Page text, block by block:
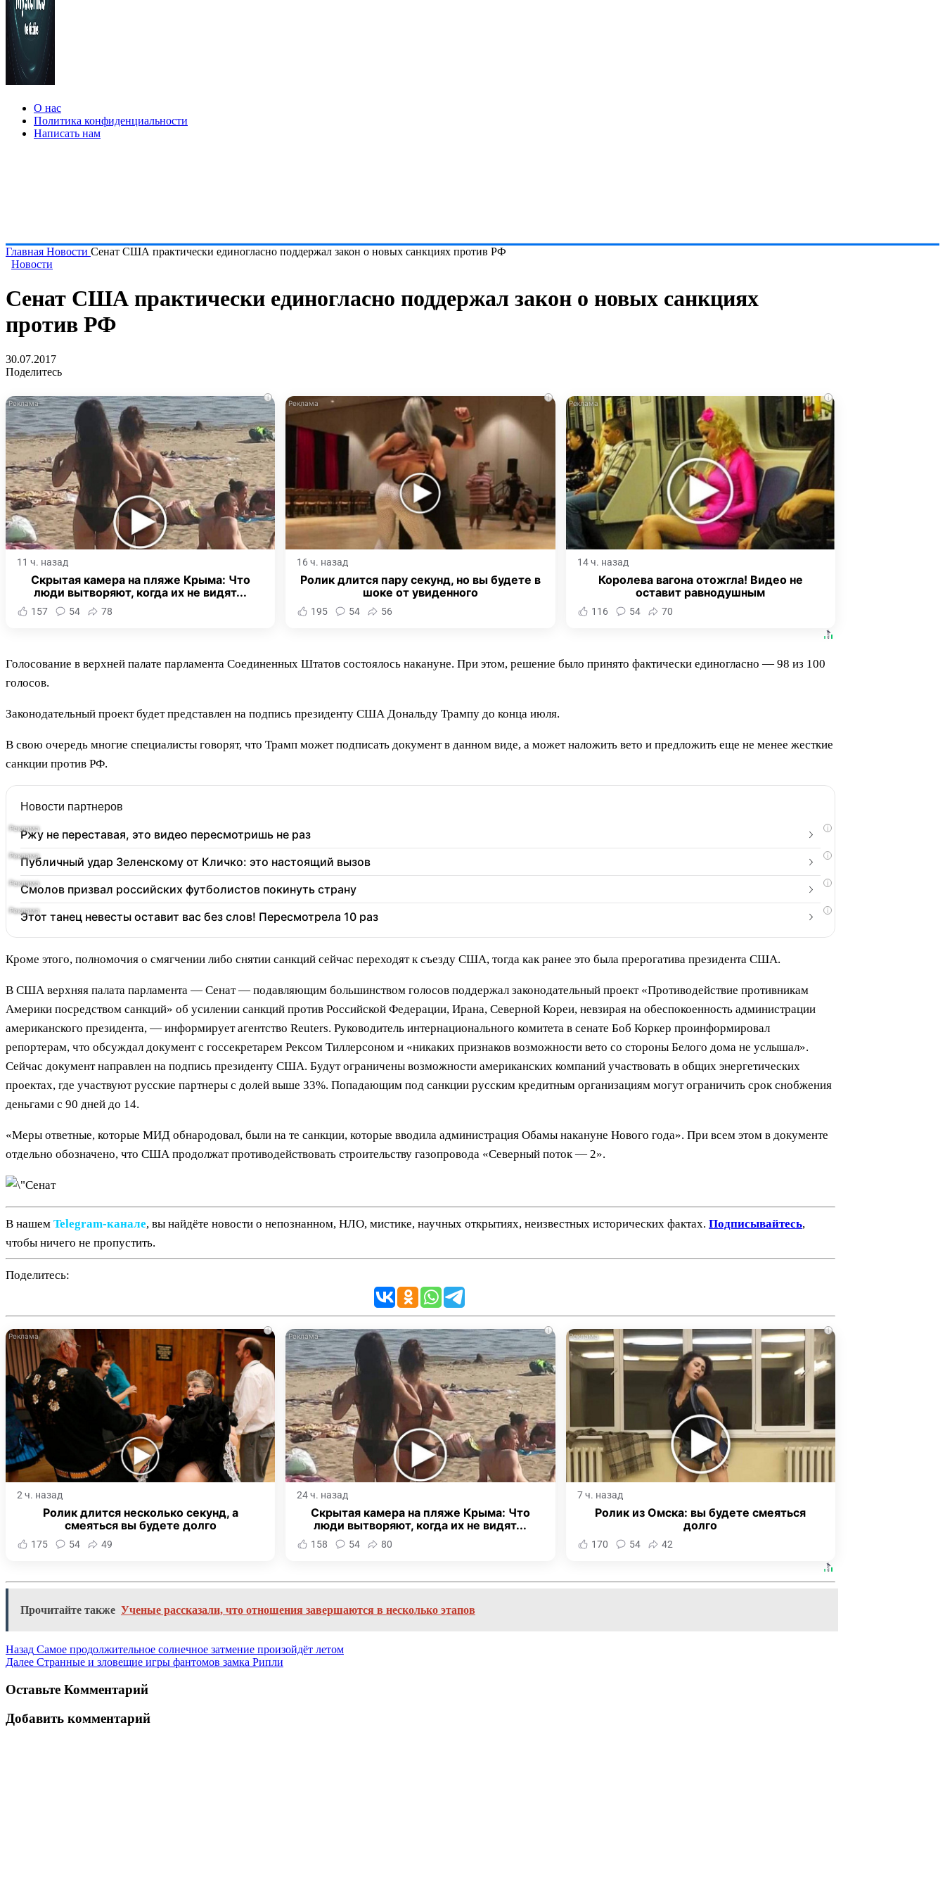
О нас
Политика конфиденциальности
Написать нам
Главная Новости Сенат США практически единогласно поддержал закон о новых санкциях против РФ
Новости
Сенат США практически единогласно поддержал закон о новых санкциях
против РФ
30.07.2017
Поделитесь
i
11 ч. назад
Скрытая камера на пляже Крыма: Что
люди вытворяют, когда их не видят...
157 54 78
i
16 ч. назад
Ролик длится пару секунд, но вы будете в
шоке от увиденного
195 54 56
i
14 ч. назад
Королева вагона отожгла! Видео не
оставит равнодушным
116 54 70
Голосование в верхней палате парламента Соединенных Штатов состоялось накануне. При этом, решение было принято фактически единогласно — 98 из 100
голосов.
Законодательный проект будет представлен на подпись президенту США Дональду Трампу до конца июля.
В свою очередь многие специалисты говорят, что Трамп может подписать документ в данном виде, а может наложить вето и предложить еще не менее жесткие
санкции против РФ.
Новости партнеров
i
Ржу не переставая, это видео пересмотришь не раз
i
Публичный удар Зеленскому от Кличко: это настоящий вызов
i
Смолов призвал российских футболистов покинуть страну
i
Этот танец невесты оставит вас без слов! Пересмотрела 10 раз
Кроме этого, полномочия о смягчении либо снятии санкций сейчас переходят к съезду США, тогда как ранее это была прерогатива президента США.
В США верхняя палата парламента — Сенат — подавляющим большинством голосов поддержал законодательный проект «Противодействие противникам
Америки посредством санкций» об усилении санкций против Российской Федерации, Ирана, Северной Кореи, невзирая на обеспокоенность администрации
американского президента, — информирует агентство Reuters. Руководитель интернационального комитета в сенате Боб Коркер проинформировал
репортерам, что обсуждал документ с госсекретарем Рексом Тиллерсоном и «никаких признаков возможности вето со стороны Белого дома не услышал».
Сейчас документ направлен на подпись президенту США. Будут ограничены возможности американских компаний участвовать в общих энергетических
проектах, где участвуют русские партнеры с долей выше 33%. Попадающим под санкции русским кредитным организациям могут ограничить срок снобжения
деньгами с 90 дней до 14.
«Меры ответные, которые МИД обнародовал, были на те санкции, которые вводила администрация Обамы накануне Нового года». При всем этом в документе
отдельно обозначено, что США продолжат противодействовать строительству газопровода «Северный поток — 2».
В нашем Telegram‑канале, вы найдёте новости о непознанном, НЛО, мистике, научных открытиях, неизвестных исторических фактах. Подписывайтесь,
чтобы ничего не пропустить.
Поделитесь:
i
2 ч. назад
Ролик длится несколько секунд, а
смеяться вы будете долго
175 54 49
i
24 ч. назад
Скрытая камера на пляже Крыма: Что
люди вытворяют, когда их не видят...
158 54 80
i
7 ч. назад
Ролик из Омска: вы будете смеяться
долго
170 54 42
Прочитайте также Ученые рассказали, что отношения завершаются в несколько этапов
Назад Самое продолжительное солнечное затмение произойдёт летом
Далее Странные и зловещие игры фантомов замка Рипли
Оставьте Комментарий
Добавить комментарий